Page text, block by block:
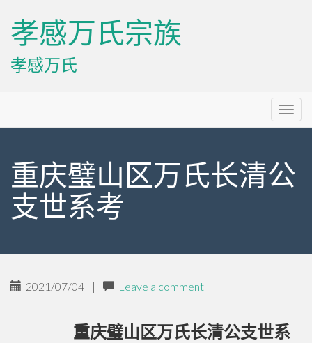
孝感万氏宗族
孝感万氏
Menu
重庆璧山区万氏长清公
支世系考
2021/07/04 | Leave a comment
重庆璧山区万氏长清公支世系